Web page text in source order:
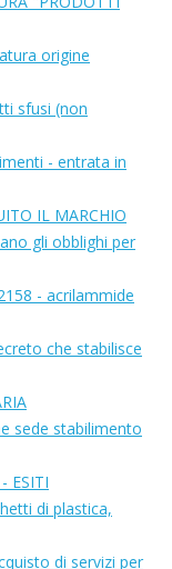
origine
sfusi (non
- entrata in
IL MARCHIO
gli obblighi per
- acrilammide
che stabilisce
sede stabilimento
ESITI
di plastica,
di servizi per